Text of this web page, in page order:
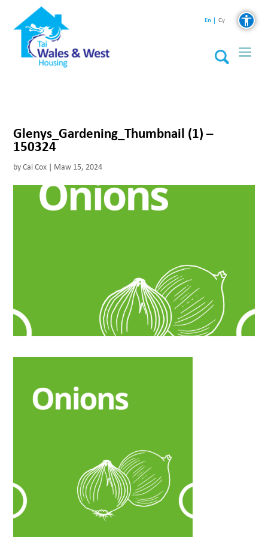
En Cy
Glenys_Gardening_Thumbnail (1) –
150324
byCai Cox | Maw 15, 2024